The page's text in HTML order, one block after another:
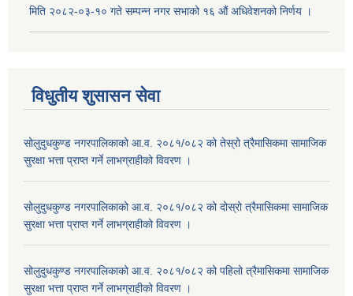
मिति २०८२-०३-१० गते सम्पन्न नगर सभाको १६ औं अधिवेशनको निर्णय ।
विधुतीय शुसासन सेवा
सोलुदुधकुण्ड नगरपालिकाको आ.व. २०८१/०८२ को तेस्रो त्रैमासिकमा सामाजिक
सुरक्षा भत्ता प्राप्त गर्ने लाभग्राहीको विवरण ।
सोलुदुधकुण्ड नगरपालिकाको आ.व. २०८१/०८२ को दोस्रो त्रैमासिकमा सामाजिक
सुरक्षा भत्ता प्राप्त गर्ने लाभग्राहीको विवरण ।
सोलुदुधकुण्ड नगरपालिकाको आ.व. २०८१/०८२ को पहिलो त्रैमासिकमा सामाजिक
सुरक्षा भत्ता प्राप्त गर्ने लाभग्राहीको विवरण ।